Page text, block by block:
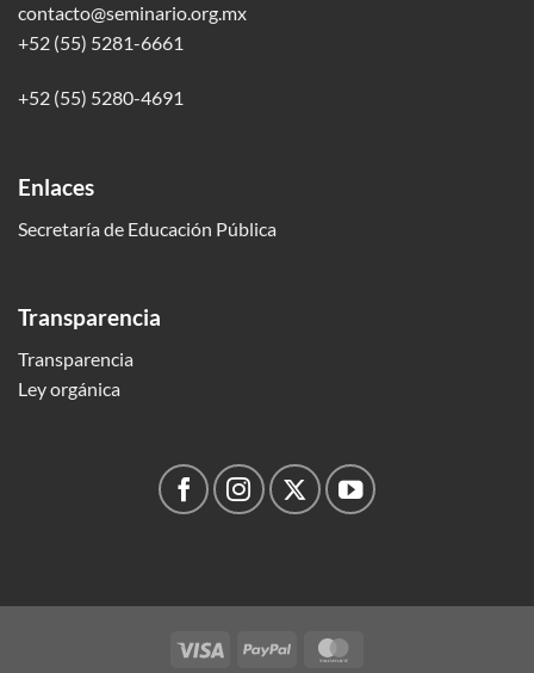
contacto@seminario.org.mx
+52 (55) 5281-6661
+52 (55) 5280-4691
Enlaces
Secretaría de Educación Pública
Transparencia
Transparencia
Ley orgánica